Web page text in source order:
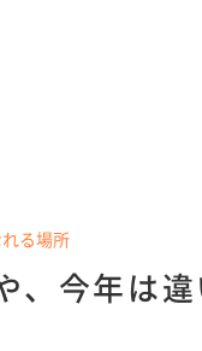
れる場所
、今年は